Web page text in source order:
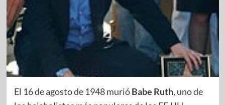
El 16 de agosto de 1948 murióBabe Ruth, uno de